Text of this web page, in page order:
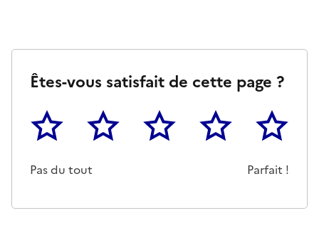
Êtes-vous satisfait de cette page ?
1
Pas du tout
2 3 4 5
Parfait !